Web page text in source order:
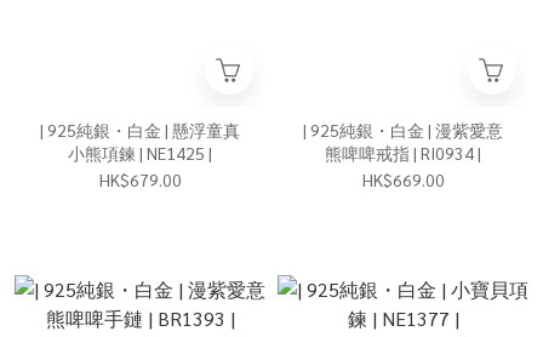
| 925純銀・白金 | 懸浮童真
小熊項鍊 | NE1425 |
HK$679.00
| 925純銀・白金 | 漫紫愛意
熊啤啤戒指 | RI0934 |
HK$669.00